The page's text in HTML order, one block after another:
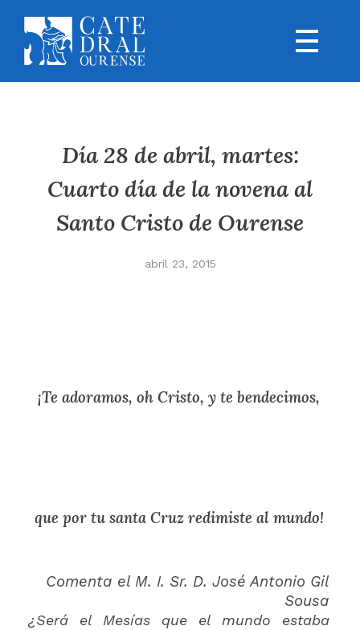
Día 28 de abril, martes:
Cuarto día de la novena al
Santo Cristo de Ourense
abril 23, 2015
¡Te adoramos, oh Cristo, y te bendecimos,
que por tu santa Cruz redimiste al mundo!
Comenta el M. I. Sr. D. José Antonio Gil
Sousa
¿Será el Mesías que el mundo estaba